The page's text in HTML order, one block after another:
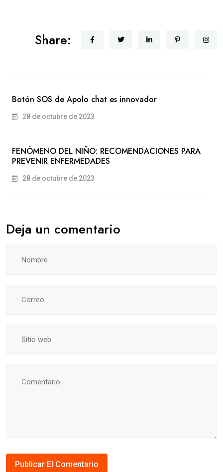
Share:
Botón SOS de Apolo chat es innovador
28 de octubre de 2023
FENÓMENO DEL NIÑO: RECOMENDACIONES PARA
PREVENIR ENFERMEDADES
28 de octubre de 2023
Deja un comentario